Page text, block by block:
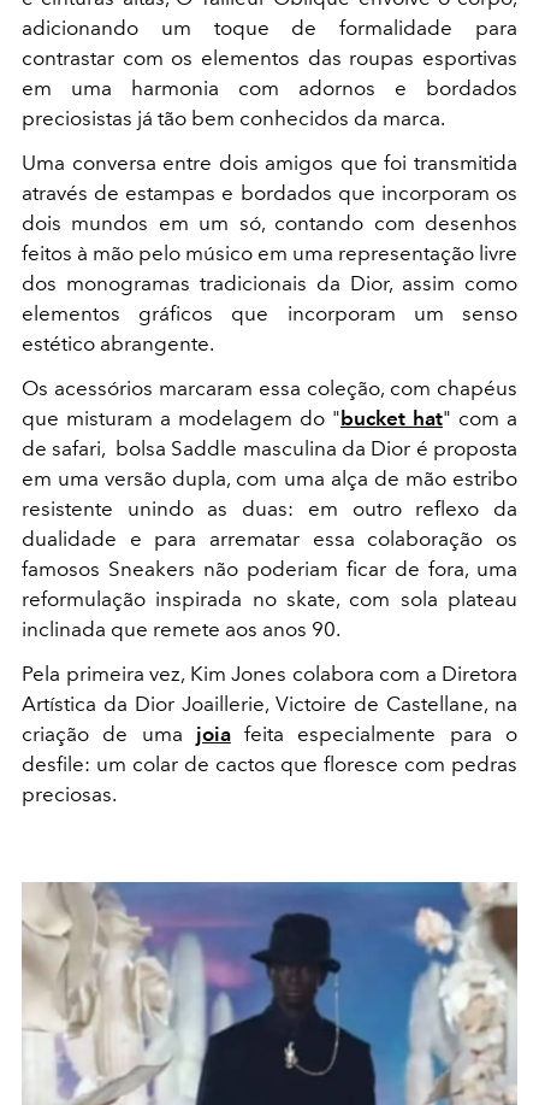
adicionando um toque de formalidade para
contrastar com os elementos das roupas esportivas
em uma harmonia com adornos e bordados
preciosistas já tão bem conhecidos da marca.
Uma conversa entre dois amigos que foi transmitida
através de estampas e bordados que incorporam os
dois mundos em um só, contando com desenhos
feitos à mão pelo músico em uma representação livre
dos monogramas tradicionais da Dior, assim como
elementos gráficos que incorporam um senso
estético abrangente.
Os acessórios marcaram essa coleção, com chapéus
que misturam a modelagem do "bucket hat" com a
de safari, bolsa Saddle masculina da Dior é proposta
em uma versão dupla, com uma alça de mão estribo
resistente unindo as duas: em outro reflexo da
dualidade e para arrematar essa colaboração os
famosos Sneakers não poderiam ficar de fora, uma
reformulação inspirada no skate, com sola plateau
inclinada que remete aos anos 90.
Pela primeira vez, Kim Jones colabora com a Diretora
Artística da Dior Joaillerie, Victoire de Castellane, na
criação de uma joiafeita especialmente para o
desfile: um colar de cactos que floresce com pedras
preciosas.